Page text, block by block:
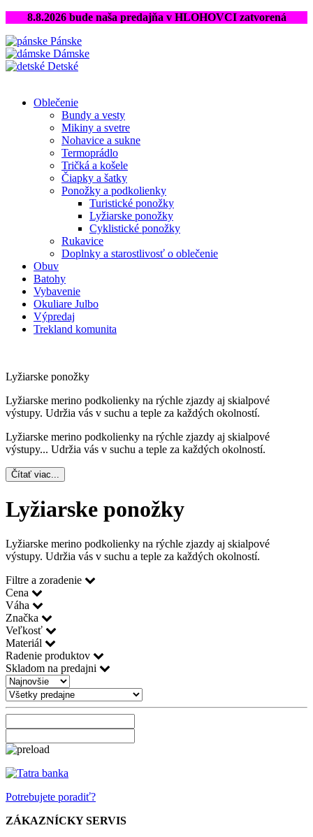
8.8.2026 bude naša predajňa v HLOHOVCI zatvorená
Pánske
Dámske
Detské
Oblečenie
Bundy a vesty
Mikiny a svetre
Nohavice a sukne
Termoprádlo
Tričká a košele
Čiapky a šatky
Ponožky a podkolienky
Turistické ponožky
Lyžiarske ponožky
Cyklistické ponožky
Rukavice
Doplnky a starostlivosť o oblečenie
Obuv
Batohy
Vybavenie
Okuliare Julbo
Výpredaj
Trekland komunita
Lyžiarske ponožky
Lyžiarske merino podkolienky na rýchle zjazdy aj skialpové
výstupy. Udržia vás v suchu a teple za každých okolností.
Lyžiarske merino podkolienky na rýchle zjazdy aj skialpové
výstupy... Udržia vás v suchu a teple za každých okolností.
Čítať viac...
Lyžiarske ponožky
Lyžiarske merino podkolienky na rýchle zjazdy aj skialpové
výstupy. Udržia vás v suchu a teple za každých okolností.
Filtre a zoradenie
Cena
Váha
Značka
Veľkosť
Materiál
Radenie produktov
Skladom na predajni
Potrebujete poradiť?
ZÁKAZNÍCKY SERVIS